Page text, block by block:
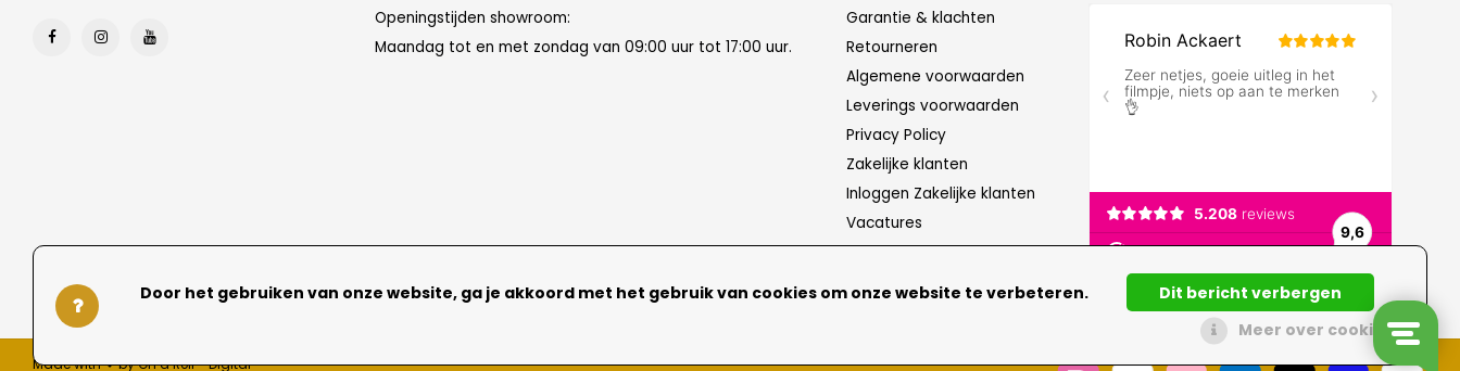
Openingstijden showroom:
Maandag tot en met zondag van 09:00 uur tot 17:00 uur.
Garantie & klachten
Retourneren
Algemene voorwaarden
Leverings voorwaarden
Privacy Policy
Zakelijke klanten
Inloggen Zakelijke klanten
Vacatures
Made with ❤ by On a Roll - Digital
Door het gebruiken van onze website, ga je akkoord met het gebruik van cookies om onze website te verbeteren.
Dit bericht verbergen
Meer over cookies »